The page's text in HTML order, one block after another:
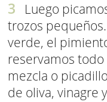
Luego
trozos
verde, el
reservamos
mezcla o
de oliva, vinagre